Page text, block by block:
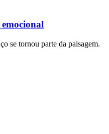
se tornou parte da paisagem.